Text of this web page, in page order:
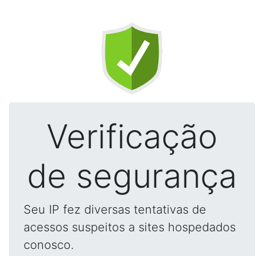
Verificação
de segurança
Seu IP fez diversas tentativas de
acessos suspeitos a sites hospedados
conosco.